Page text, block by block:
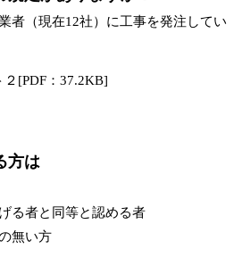
者（現在12社）に工事を発注してい
[PDF：37.2KB]
方は
る者と同等と認める者
無い方